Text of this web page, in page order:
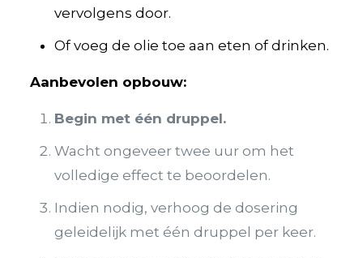
vervolgens door.
Of voeg de olie toe aan eten of drinken.
Aanbevolen opbouw:
Begin met één druppel.
Wacht ongeveer twee uur om het
volledige effect te beoordelen.
Indien nodig, verhoog de dosering
geleidelijk met één druppel per keer.